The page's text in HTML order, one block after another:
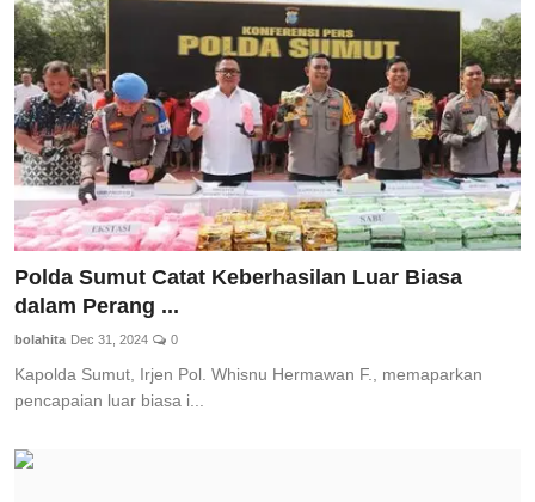
Polda Sumut Catat Keberhasilan Luar Biasa
dalam Perang ...
bolahita Dec 31, 2024 0
Kapolda Sumut, Irjen Pol. Whisnu Hermawan F., memaparkan
pencapaian luar biasa i...